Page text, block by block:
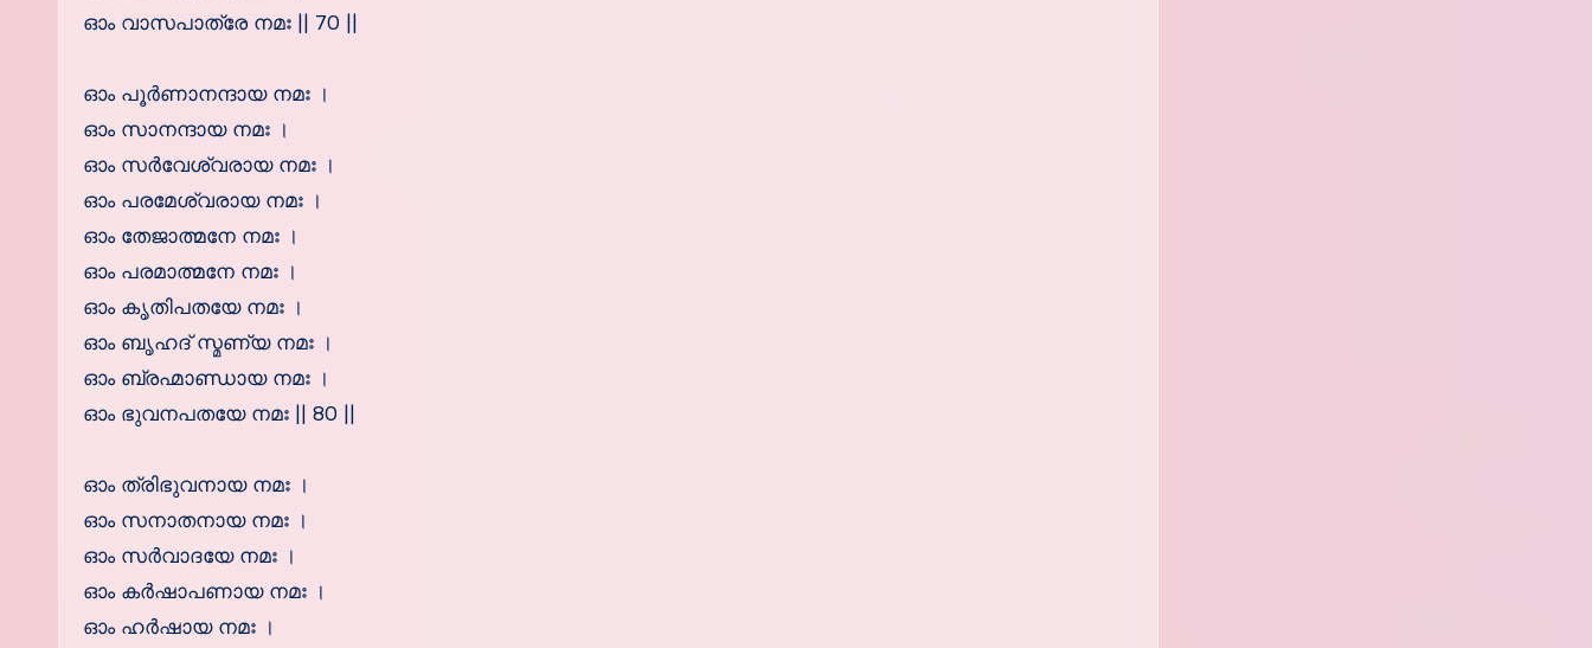
ഓം വാസപാത്രേ നമഃ || 70 ||
ഓം പൂര്‍ണാനന്ദായ നമഃ ।
ഓം സാനന്ദായ നമഃ ।
ഓം സര്‍വേശ്വരായ നമഃ ।
ഓം പരമേശ്വരായ നമഃ ।
ഓം തേജാത്മനേ നമഃ ।
ഓം പരമാത്മനേ നമഃ ।
ഓം കൃതിപതയേ നമഃ ।
ഓം ബൃഹദ് സ്മണ്യ നമഃ ।
ഓം ബ്രഹ്മാണ്ഡായ നമഃ ।
ഓം ഭുവനപതയേ നമഃ || 80 ||
ഓം ത്രിഭുവനായ നമഃ ।
ഓം സനാതനായ നമഃ ।
ഓം സര്‍വാദയേ നമഃ ।
ഓം കര്‍ഷാപണായ നമഃ ।
ഓം ഹര്‍ഷായ നമഃ ।